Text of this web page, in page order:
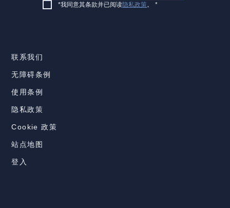
*我同意其条款并已阅读隐私政策。 *
联系我们
无障碍条例
使用条例
隐私政策
Cookie 政策
站点地图
登入